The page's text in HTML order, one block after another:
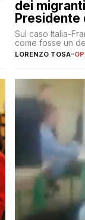
dei
Presidente
Sul caso Italia-
come fosse un
LORENZO TOSA-